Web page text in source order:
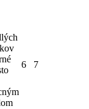
6 7